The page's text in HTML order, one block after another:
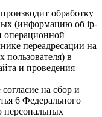
обработку
(информацию об ip-
операционной
переадресации на
пользователя) в
и проведения
на сбор и
6 Федерального
персональных